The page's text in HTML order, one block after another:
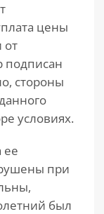
цены
от
подписан
стороны
условиях.
ее
при
был